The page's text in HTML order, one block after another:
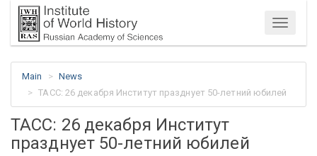
Menu
Main
News
ТАСС: 26 декабря Институт празднует 50-летний юбилей
ТАСС: 26 декабря Институт
празднует 50-летний юбилей